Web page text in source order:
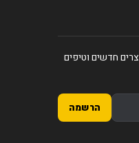
חדשים וטיפים
הרשמה